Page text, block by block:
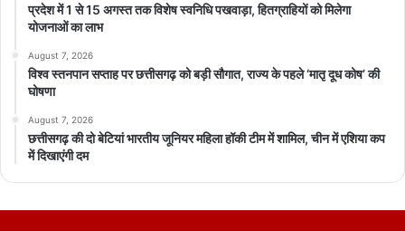
प्रदेश में 1 से 15 अगस्त तक विशेष स्वनिधि पखवाड़ा, हितग्राहियों को मिलेगा
योजनाओं का लाभ
August 7, 2026
विश्व स्तनपान सप्ताह पर छत्तीसगढ़ को बड़ी सौगात, राज्य के पहले ‘मातृ दूध कोष’ की
घोषणा
August 7, 2026
छत्तीसगढ़ की दो बेटियां भारतीय जूनियर महिला हॉकी टीम में शामिल, चीन में एशिया कप
में दिखाएंगी दम